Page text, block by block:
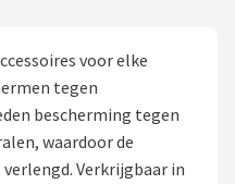
voor elke
tegen
bescherming tegen
waardoor de
Verkrijgbaar in